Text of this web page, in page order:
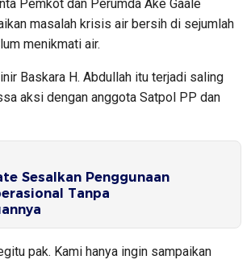
Pemkot dan Perumda Ake Gaale
masalah krisis air bersih di sejumlah
menikmati air.
Baskara H. Abdullah itu terjadi saling
aksi dengan anggota Satpol PP dan
Sesalkan Penggunaan
Tanpa
pak. Kami hanya ingin sampaikan